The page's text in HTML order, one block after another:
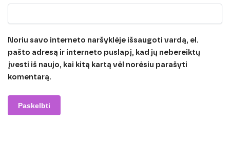
Noriu savo interneto naršyklėje išsaugoti vardą, el.
pašto adresą ir interneto puslapį, kad jų nebereiktų
įvesti iš naujo, kai kitą kartą vėl norėsiu parašyti
komentarą.